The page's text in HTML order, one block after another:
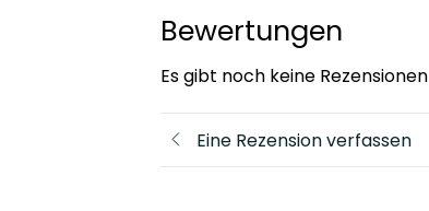
Bewertungen
Es gibt noch keine Rezensionen
Eine Rezension verfassen